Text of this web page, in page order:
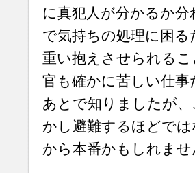
に真犯人が分かるか
で気持ちの処理に困
重い抱えさせられる
官も確かに苦しい仕
あとで知りましたが
かし避難するほどで
から本番かもしれま